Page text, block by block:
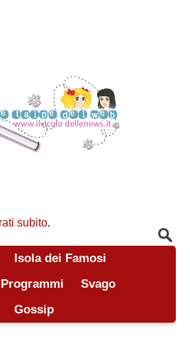
subito.
Isola dei Famosi
Programmi
Svago
Gossip